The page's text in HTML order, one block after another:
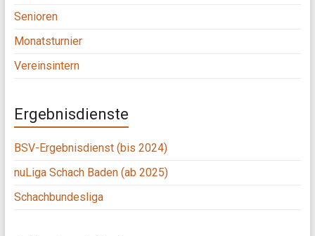
Senioren
Monatsturnier
Vereinsintern
Ergebnisdienste
BSV-Ergebnisdienst (bis 2024)
nuLiga Schach Baden (ab 2025)
Schachbundesliga